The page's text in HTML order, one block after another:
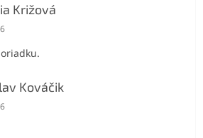
Križová
obchodu je 5 z 5 hviezdičiek.
Kováčik
obchodu je 5 z 5 hviezdičiek.